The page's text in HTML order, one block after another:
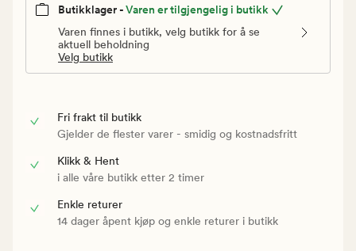
Butikklager -Varen er tilgjengelig i butikk
Varen finnes i butikk, velg butikk for å se
aktuell beholdning
Velg butikk
Fri frakt til butikk
Gjelder de flester varer - smidig og kostnadsfritt
Klikk & Hent
i alle våre butikk etter 2 timer
Enkle returer
14 dager åpent kjøp og enkle returer i butikk